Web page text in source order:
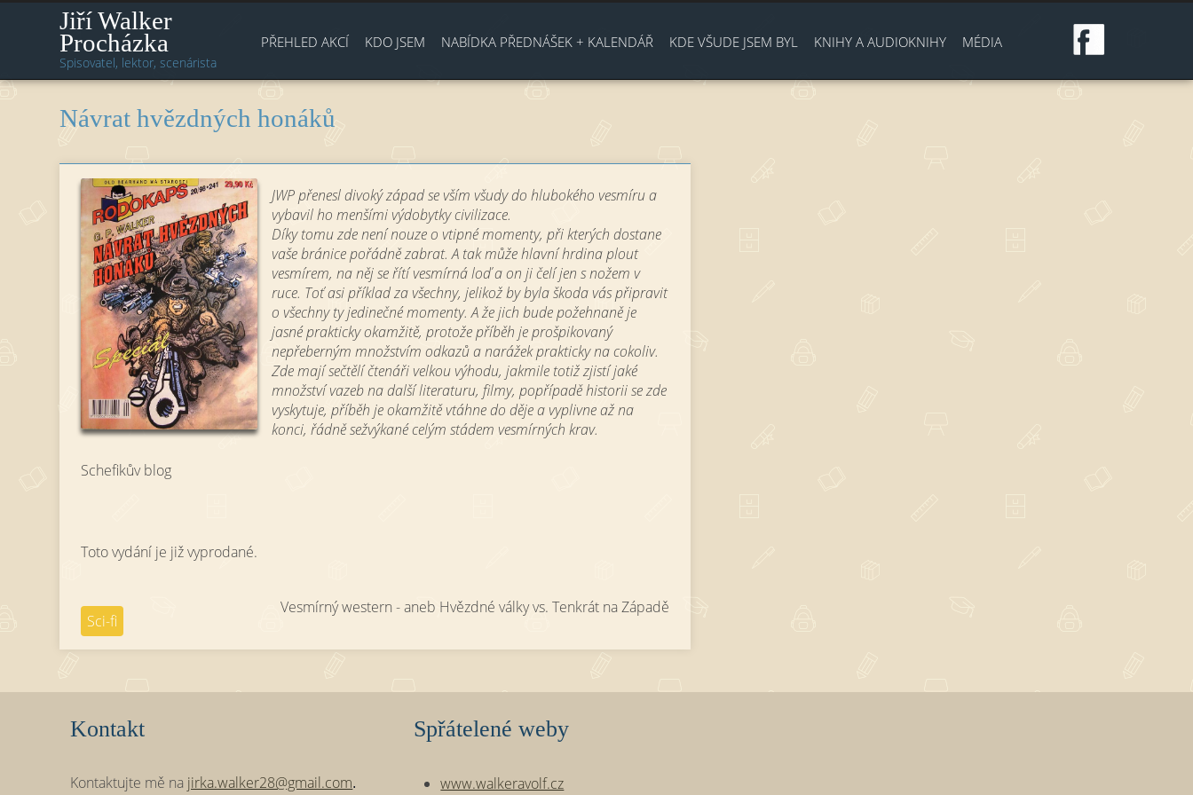
Jiří Walker
Procházka
Spisovatel, lektor, scenárista
PŘEHLED AKCÍ KDO JSEM NABÍDKA PŘEDNÁŠEK + KALENDÁŘ KDE VŠUDE JSEM BYL KNIHY A AUDIOKNIHY MÉDIA
Návrat hvězdných honáků
JWP přenesl divoký západ se vším všudy do hlubokého vesmíru a
vybavil ho menšími výdobytky civilizace.
Díky tomu zde není nouze o vtipné momenty, při kterých dostane
vaše bránice pořádně zabrat. A tak může hlavní hrdina plout
vesmírem, na něj se řítí vesmírná loď a on ji čelí jen s nožem v
ruce. Toť asi příklad za všechny, jelikož by byla škoda vás připravit
o všechny ty jedinečné momenty. A že jich bude požehnaně je
jasné prakticky okamžitě, protože příběh je prošpikovaný
nepřeberným množstvím odkazů a narážek prakticky na cokoliv.
Zde mají sečtělí čtenáři velkou výhodu, jakmile totiž zjistí jaké
množství vazeb na další literaturu, filmy, popřípadě historii se zde
vyskytuje, příběh je okamžitě vtáhne do děje a vyplivne až na
konci, řádně sežvýkané celým stádem vesmírných krav.
Schefikův blog
Toto vydání je již vyprodané.
Sci-fi
Vesmírný western - aneb Hvězdné války vs. Tenkrát na Západě
Kontakt
Kontaktujte mě na jirka.walker28@gmail.com.
Spřátelené weby
www.walkeravolf.cz